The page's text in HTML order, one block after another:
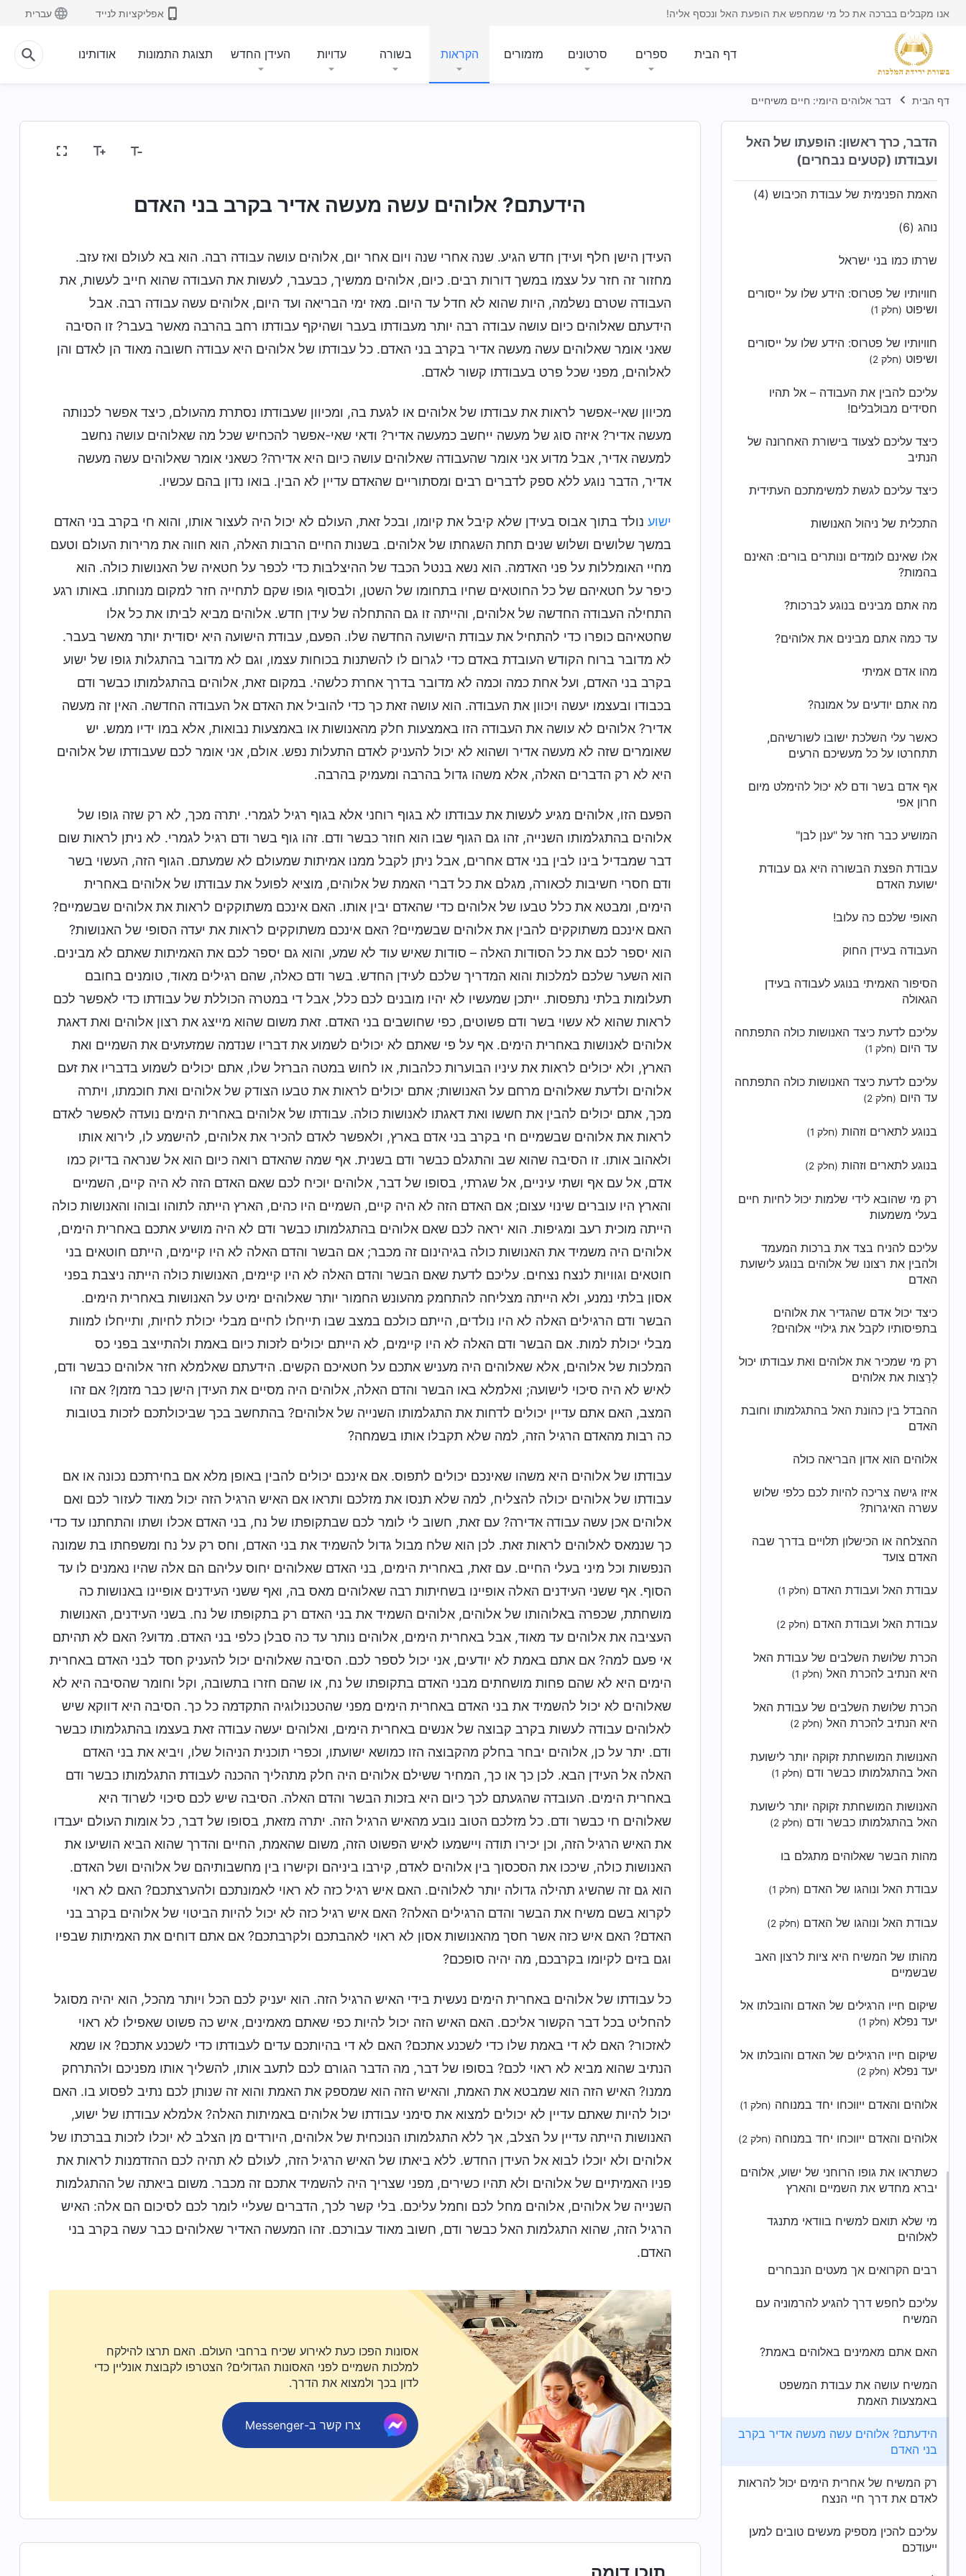
אנו מקבלים בברכה את כל מי שמחפש את הופעת האל ונכסף אליה! אפליקציות לנייד עברית
דף הבית ספרים סרטונים מזמורים הקראות בשורה עדויות העידן החדש תצוגת התמונות אודותינו
דף הבית דבר אלוהים היומי: חיים משיחיים
הדבר, כרך ראשון: הופעתו של האל
ועבודתו (קטעים נבחרים)
נוהג (4)
האמת הפנימית של עבודת הכיבוש (1)
כיצד השלב השני בעבודת הכיבוש נושא
פרי
האמת הפנימית של עבודת הכיבוש (3)
האמת הפנימית של עבודת הכיבוש (4)
נוהג (6)
שרתו כמו בני ישראל
חוויותיו של פטרוס: הידע שלו על ייסורים
ושיפוט (חלק 1)
חוויותיו של פטרוס: הידע שלו על ייסורים
ושיפוט (חלק 2)
עליכם להבין את העבודה – אל תהיו
חסידים מבולבלים!
כיצד עליכם לצעוד בישורת האחרונה של
הנתיב
כיצד עליכם לגשת למשימתכם העתידית
התכלית של ניהול האנושות
אלו שאינם לומדים ונותרים בורים: האינם
בהמות?
מה אתם מבינים בנוגע לברכות?
עד כמה אתם מבינים את אלוהים?
מהו אדם אמיתי
מה אתם יודעים על אמונה?
כאשר עלי השלכת ישובו לשורשיהם,
תתחרטו על כל מעשיכם הרעים
אף אדם בשר ודם לא יכול להימלט מיום
חרון אפי
המושיע כבר חזר על "ענן לבן"
עבודת הפצת הבשורה היא גם עבודת
ישועת האדם
האופי שלכם כה עלוב!
העבודה בעידן החוק
הסיפור האמיתי בנוגע לעבודה בעידן
הגאולה
עליכם לדעת כיצד האנושות כולה התפתחה
עד היום (חלק 1)
עליכם לדעת כיצד האנושות כולה התפתחה
עד היום (חלק 2)
בנוגע לתארים וזהות (חלק 1)
בנוגע לתארים וזהות (חלק 2)
רק מי שהובא לידי שלמות יכול לחיות חיים
בעלי משמעות
עליכם להניח בצד את ברכות המעמד
ולהבין את רצונו של אלוהים בנוגע לישועת
האדם
כיצד יכול אדם שהגדיר את אלוהים
בתפיסותיו לקבל את גילויי אלוהים?
רק מי שמכיר את אלוהים ואת עבודתו יכול
לְרַצות את אלוהים
ההבדל בין כהונת האל בהתגלמותו וחובת
האדם
אלוהים הוא אדון הבריאה כולה
איזו גישה צריכה להיות לכם כלפי שלוש
עשרה האיגרות?
ההצלחה או הכישלון תלויים בדרך שבה
האדם צועד
עבודת האל ועבודת האדם (חלק 1)
עבודת האל ועבודת האדם (חלק 2)
הכרת שלושת השלבים של עבודת האל
היא הנתיב להכרת האל (חלק 1)
הכרת שלושת השלבים של עבודת האל
היא הנתיב להכרת האל (חלק 2)
האנושות המושחתת זקוקה יותר לישועת
האל בהתגלמותו כבשר ודם (חלק 1)
האנושות המושחתת זקוקה יותר לישועת
האל בהתגלמותו כבשר ודם (חלק 2)
מהות הבשר שאלוהים מתגלם בו
עבודת האל ונוהגו של האדם (חלק 1)
עבודת האל ונוהגו של האדם (חלק 2)
מהותו של המשיח היא ציות לרצון האב
שבשמיים
שיקום חייו הרגילים של האדם והובלתו אל
יעד נפלא (חלק 1)
שיקום חייו הרגילים של האדם והובלתו אל
יעד נפלא (חלק 2)
אלוהים והאדם ייווכחו יחד במנוחה (חלק 1)
אלוהים והאדם ייווכחו יחד במנוחה (חלק 2)
כשתראו את גופו הרוחני של ישוע, אלוהים
יברא מחדש את השמיים והארץ
מי שלא תואם למשיח בוודאי מתנגד
לאלוהים
רבים הקרואים אך מעטים הנבחרים
עליכם לחפש דרך להגיע להרמוניה עם
המשיח
האם אתם מאמינים באלוהים באמת?
המשיח עושה את עבודת המשפט
באמצעות האמת
הידעתם? אלוהים עשה מעשה אדיר בקרב
בני האדם
רק המשיח של אחרית הימים יכול להראות
לאדם את דרך חיי הנצח
עליכם להכין מספיק מעשים טובים למען
ייעודכם
הידעתם? אלוהים עשה מעשה אדיר בקרב בני האדם
העידן הישן חלף ועידן חדש הגיע. שנה אחרי שנה ויום אחר יום, אלוהים עושה עבודה רבה. הוא בא לעולם ואז עזב.
מחזור זה חזר על עצמו במשך דורות רבים. כיום, אלוהים ממשיך, כבעבר, לעשות את העבודה שהוא חייב לעשות, את
העבודה שטרם נשלמה, היות שהוא לא חדל עד היום. מאז ימי הבריאה ועד היום, אלוהים עשה עבודה רבה. אבל
הידעתם שאלוהים כיום עושה עבודה רבה יותר מעבודתו בעבר ושהיקף עבודתו רחב בהרבה מאשר בעבר? זו הסיבה
שאני אומר שאלוהים עשה מעשה אדיר בקרב בני האדם. כל עבודתו של אלוהים היא עבודה חשובה מאוד הן לאדם והן
לאלוהים, מפני שכל פרט בעבודתו קשור לאדם.
מכיוון שאי-אפשר לראות את עבודתו של אלוהים או לגעת בה, ומכיוון שעבודתו נסתרת מהעולם, כיצד אפשר לכנותה
מעשה אדיר? איזה סוג של מעשה ייחשב כמעשה אדיר? ודאי שאי-אפשר להכחיש שכל מה שאלוהים עושה נחשב
למעשה אדיר, אבל מדוע אני אומר שהעבודה שאלוהים עושה כיום היא אדירה? כשאני אומר שאלוהים עשה מעשה
אדיר, הדבר נוגע ללא ספק לדברים רבים ומסתוריים שהאדם עדיין לא הבין. בואו נדון בהם עכשיו.
ישוע נולד בתוך אבוס בעידן שלא קיבל את קיומו, ובכל זאת, העולם לא יכול היה לעצור אותו, והוא חי בקרב בני האדם
במשך שלושים ושלוש שנים תחת השגחתו של אלוהים. בשנות החיים הרבות האלה, הוא חווה את מרירות העולם וטעם
מחיי האומללות על פני האדמה. הוא נשא בנטל הכבד של ההיצלבות כדי לכפר על חטאיה של האנושות כולה. הוא
כיפר על חטאיהם של כל החוטאים שחיו בתחומו של השטן, ולבסוף גופו שקם לתחייה חזר למקום מנוחתו. באותו רגע
התחילה העבודה החדשה של אלוהים, והייתה זו גם ההתחלה של עידן חדש. אלוהים מביא לביתו את כל אלו
שחטאיהם כופרו כדי להתחיל את עבודת הישועה החדשה שלו. הפעם, עבודת הישועה היא יסודית יותר מאשר בעבר.
לא מדובר ברוח הקודש העובדת באדם כדי לגרום לו להשתנות בכוחות עצמו, וגם לא מדובר בהתגלות גופו של ישוע
בקרב בני האדם, ועל אחת כמה וכמה לא מדובר בדרך אחרת כלשהי. במקום זאת, אלוהים בהתגלמותו כבשר ודם
בכבודו ובעצמו יעשה ויכוון את העבודה. הוא עושה זאת כך כדי להוביל את האדם אל העבודה החדשה. האין זה מעשה
אדיר? אלוהים לא עושה את העבודה הזו באמצעות חלק מהאנושות או באמצעות נבואות, אלא במו ידיו ממש. יש
שאומרים שזה לא מעשה אדיר ושהוא לא יכול להעניק לאדם התעלות נפש. אולם, אני אומר לכם שעבודתו של אלוהים
היא לא רק הדברים האלה, אלא משהו גדול בהרבה ומעמיק בהרבה.
הפעם הזו, אלוהים מגיע לעשות את עבודתו לא בגוף רוחני אלא בגוף רגיל לגמרי. יתרה מכך, לא רק שזה גופו של
אלוהים בהתגלמותו השנייה, זהו גם הגוף שבו הוא חוזר כבשר ודם. זהו גוף בשר ודם רגיל לגמרי. לא ניתן לראות שום
דבר שמבדיל בינו לבין בני אדם אחרים, אבל ניתן לקבל ממנו אמיתות שמעולם לא שמעתם. הגוף הזה, העשוי בשר
ודם חסרי חשיבות לכאורה, מגלם את כל דברי האמת של אלוהים, מוציא לפועל את עבודתו של אלוהים באחרית
הימים, ומבטא את כלל טבעו של אלוהים כדי שהאדם יבין אותו. האם אינכם משתוקקים לראות את אלוהים שבשמיים?
האם אינכם משתוקקים להבין את אלוהים שבשמיים? האם אינכם משתוקקים לראות את יעדה הסופי של האנושות?
הוא יספר לכם את כל הסודות האלה – סודות שאיש עוד לא שמע, והוא גם יספר לכם את האמיתות שאתם לא מבינים.
הוא השער שלכם למלכות והוא המדריך שלכם לעידן החדש. בשר ודם כאלה, שהם רגילים מאוד, טומנים בחובם
תעלומות בלתי נתפסות. ייתכן שמעשיו לא יהיו מובנים לכם כלל, אבל די במטרה הכוללת של עבודתו כדי לאפשר לכם
לראות שהוא לא עשוי בשר ודם פשוטים, כפי שחושבים בני האדם. זאת משום שהוא מייצג את רצון אלוהים ואת דאגת
אלוהים לאנושות באחרית הימים. אף על פי שאתם לא יכולים לשמוע את דבריו שנדמה שמזעזעים את השמיים ואת
הארץ, ולא יכולים לראות את עיניו הבוערות כלהבות, או לחוש במטה הברזל שלו, אתם יכולים לשמוע בדבריו את זעם
אלוהים ולדעת שאלוהים מרחם על האנושות; אתם יכולים לראות את טבעו הצודק של אלוהים ואת חוכמתו, ויתרה
מכך, אתם יכולים להבין את חששו ואת דאגתו לאנושות כולה. עבודתו של אלוהים באחרית הימים נועדה לאפשר לאדם
לראות את אלוהים שבשמיים חי בקרב בני אדם בארץ, ולאפשר לאדם להכיר את אלוהים, להישמע לו, לירוא אותו
ולאהוב אותו. זו הסיבה שהוא שב והתגלם כבשר ודם בשנית. אף שמה שהאדם רואה כיום הוא אל שנראה בדיוק כמו
אדם, אל עם אף ושתי עיניים, אל שגרתי, בסופו של דבר, אלוהים יוכיח לכם שאם האדם הזה לא היה קיים, השמיים
והארץ היו עוברים שינוי עצום; אם האדם הזה לא היה קיים, השמיים היו כהים, הארץ הייתה לתוהו ובוהו והאנושות כולה
הייתה מוכית רעב ומגיפות. הוא יראה לכם שאם אלוהים בהתגלמותו כבשר ודם לא היה מושיע אתכם באחרית הימים,
אלוהים היה משמיד את האנושות כולה בגיהינום זה מכבר; אם הבשר והדם האלה לא היו קיימים, הייתם חוטאים בני
חוטאים וגוויות לנצח נצחים. עליכם לדעת שאם הבשר והדם האלה לא היו קיימים, האנושות כולה הייתה ניצבת בפני
אסון בלתי נמנע, ולא הייתה מצליחה להתחמק מהעונש החמור יותר שאלוהים ימיט על האנושות באחרית הימים.
הבשר ודם הרגילים האלה לא היו נולדים, הייתם כולכם במצב שבו תייחלו לחיים מבלי יכולת לחיות, ותייחלו למוות
מבלי יכולת למות. אם הבשר ודם האלה לא היו קיימים, לא הייתם יכולים לזכות כיום באמת ולהתייצב בפני כס
המלכות של אלוהים, אלא שאלוהים היה מעניש אתכם על חטאיכם הקשים. הידעתם שאלמלא חזר אלוהים כבשר ודם,
לאיש לא היה סיכוי לישועה; ואלמלא באו הבשר והדם האלה, אלוהים היה מסיים את העידן הישן כבר מזמן? אם זהו
המצב, האם אתם עדיין יכולים לדחות את התגלמותו השנייה של אלוהים? בהתחשב בכך שביכולתכם לזכות בטובות
כה רבות מהאדם הרגיל הזה, למה שלא תקבלו אותו בשמחה?
עבודתו של אלוהים היא משהו שאינכם יכולים לתפוס. אם אינכם יכולים להבין באופן מלא אם בחירתכם נכונה או אם
עבודתו של אלוהים יכולה להצליח, למה שלא תנסו את מזלכם ותראו אם האיש הרגיל הזה יכול מאוד לעזור לכם ואם
אלוהים אכן עשה עבודה אדירה? עם זאת, חשוב לי לומר לכם שבתקופתו של נח, בני האדם אכלו ושתו והתחתנו עד כדי
כך שנמאס לאלוהים לראות זאת. לכן הוא שלח מבול גדול להשמיד את בני האדם, וחס רק על נח ומשפחתו בת שמונה
הנפשות וכל מיני בעלי החיים. עם זאת, באחרית הימים, בני האדם שאלוהים יחוס עליהם הם אלה שהיו נאמנים לו עד
הסוף. אף ששני העידנים האלה אופיינו בשחיתות רבה שאלוהים מאס בה, ואף ששני העידנים אופיינו באנושות כה
מושחתת, שכפרה באלוהותו של אלוהים, אלוהים השמיד את בני האדם רק בתקופתו של נח. בשני העידנים, האנושות
העציבה את אלוהים עד מאוד, אבל באחרית הימים, אלוהים נותר עד כה סבלן כלפי בני האדם. מדוע? האם לא תהיתם
אי פעם למה? אם אתם באמת לא יודעים, אני יכול לספר לכם. הסיבה שאלוהים יכול להעניק חסד לבני האדם באחרית
הימים היא לא שהם פחות מושחתים מבני האדם בתקופתו של נח, או שהם חזרו בתשובה, וקל וחומר שהסיבה היא לא
שאלוהים לא יכול להשמיד את בני האדם באחרית הימים מפני שהטכנולוגיה התקדמה כל כך. הסיבה היא דווקא שיש
לאלוהים עבודה לעשות בקרב קבוצה של אנשים באחרית הימים, ואלוהים יעשה עבודה זאת בעצמו בהתגלמותו כבשר
ודם. יתר על כן, אלוהים יבחר בחלק מהקבוצה הזו כמושא ישועתו, וכפרי תוכנית הניהול שלו, ויביא את בני האדם
האלה אל העידן הבא. לכן כך או כך, המחיר ששילם אלוהים היה חלק מתהליך ההכנה לעבודת התגלמותו כבשר ודם
באחרית הימים. העובדה שהגעתם לכך כיום היא בזכות הבשר והדם האלה. הסיבה שיש לכם סיכוי לשרוד היא
שאלוהים חי כבשר ודם. כל מזלכם הטוב נובע מהאיש הרגיל הזה. יתרה מזאת, בסופו של דבר, כל אומות העולם יעבדו
את האיש הרגיל הזה, וכן יכירו תודה ויישמעו לאיש הפשוט הזה, משום שהאמת, החיים והדרך שהוא הביא הושיעו את
האנושות כולה, שיככו את הסכסוך בין אלוהים לאדם, קירבו ביניהם וקישרו בין מחשבותיהם של אלוהים ושל האדם.
הוא גם זה שהשיג תהילה גדולה יותר לאלוהים. האם איש רגיל כזה לא ראוי לאמונתכם ולהערצתכם? האם לא ראוי
לקרוא בשם משיח את הבשר והדם הרגילים האלה? האם איש רגיל כזה לא יכול להיות הביטוי של אלוהים בקרב בני
האדם? האם איש כזה אשר חסך מהאנושות אסון לא ראוי לאהבתכם ולקרבתכם? אם אתם דוחים את האמיתות שבפיו
וגם בזים לקיומו בקרבכם, מה יהיה סופכם?
כל עבודתו של אלוהים באחרית הימים נעשית בידי האיש הרגיל הזה. הוא יעניק לכם הכל ויותר מהכל, הוא יהיה מסוגל
להחליט בכל דבר הקשור אליכם. האם האיש הזה יכול להיות כפי שאתם מאמינים, איש כה פשוט שאפילו לא ראוי
לאזכור? האם לא די באמת שלו כדי לשכנע אתכם? האם לא די בהיותכם עדים לעבודתו כדי לשכנע אתכם? או שמא
הנתיב שהוא מביא לא ראוי לכם? בסופו של דבר, מה הדבר הגורם לכם לתעב אותו, להשליך אותו מפניכם ולהתרחק
ממנו? האיש הזה הוא שמבטא את האמת, והאיש הזה הוא שמספק את האמת והוא זה שנותן לכם נתיב לפסוע בו. האם
יכול להיות שאתם עדיין לא יכולים למצוא את סימני עבודתו של אלוהים באמיתות האלה? אלמלא עבודתו של ישוע,
האנושות הייתה עדיין על הצלב, אך ללא התגלמותו הנוכחית של אלוהים, היורדים מן הצלב לא יוכלו לזכות בברכתו של
אלוהים ולא יוכלו לבוא אל העידן החדש. ללא ביאתו של האיש הרגיל הזה, לעולם לא תהיה לכם ההזדמנות לראות את
פניו האמיתיים של אלוהים ולא תהיו כשירים, מפני שצריך היה להשמיד אתכם זה מכבר. משום ביאתה של ההתגלמות
השנייה של אלוהים, אלוהים מחל לכם וחמל עליכם. בלי קשר לכך, הדברים שעליי לומר לכם לסיכום הם אלה: האיש
הרגיל הזה, שהוא התגלמות האל כבשר ודם, חשוב מאוד עבורכם. זהו המעשה האדיר שאלוהים כבר עשה בקרב בני
האדם.
אסונות הפכו כעת לאירוע שכיח ברחבי העולם. האם תרצו להילקח
למלכות השמיים לפני האסונות הגדולים? הצטרפו לקבוצת אונליין כדי
לדון בכך ולמצוא את הדרך.
צרו קשר ב-Messenger